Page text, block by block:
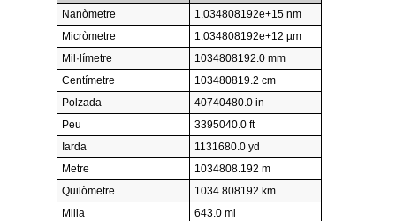
Nanòmetre
1.034808192e+15 nm
Micròmetre
1.034808192e+12 µm
Mil·límetre
1034808192.0 mm
Centímetre
103480819.2 cm
Polzada
40740480.0 in
Peu
3395040.0 ft
Iarda
1131680.0 yd
Metre
1034808.192 m
Quilòmetre
1034.808192 km
Milla
643.0 mi